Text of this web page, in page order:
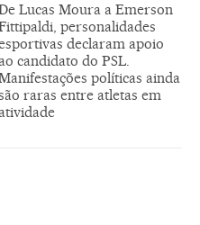
Lucas Moura a Emerson
personalidades
declaram apoio
candidato do PSL.
políticas ainda
raras entre atletas em